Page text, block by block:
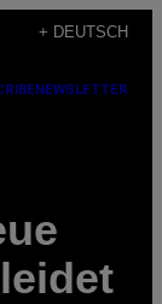
+ DEUTSCH
NEWSLETTER